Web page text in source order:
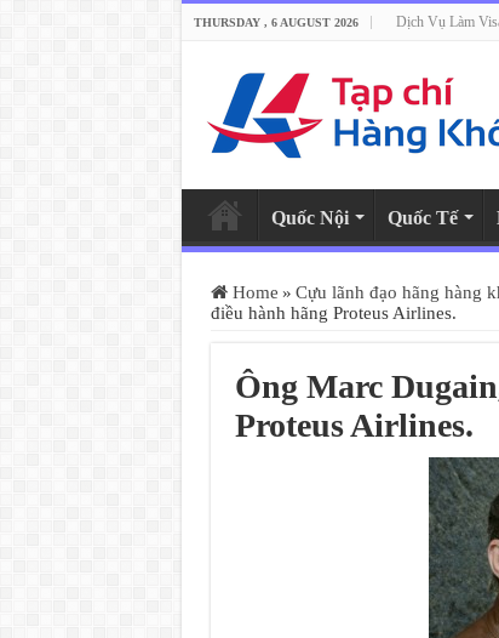
THURSDAY , 6 AUGUST 2026 Dịch Vụ Làm
Quốc Nội Quốc Tế
Home » Cựu lãnh đạo hãng hàng
điều hành hãng Proteus Airlines.
Ông Marc
Proteus Airlines.